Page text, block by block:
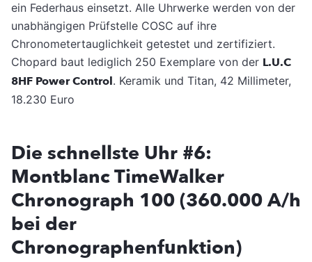
ein Federhaus einsetzt. Alle Uhrwerke werden von der
unabhängigen Prüfstelle COSC auf ihre
Chronometertauglichkeit getestet und zertifiziert.
Chopard baut lediglich 250 Exemplare von der L.U.C
8HF Power Control. Keramik und Titan, 42 Millimeter,
18.230 Euro
Die schnellste Uhr #6:
Montblanc TimeWalker
Chronograph 100 (360.000 A/h
bei der
Chronographenfunktion)